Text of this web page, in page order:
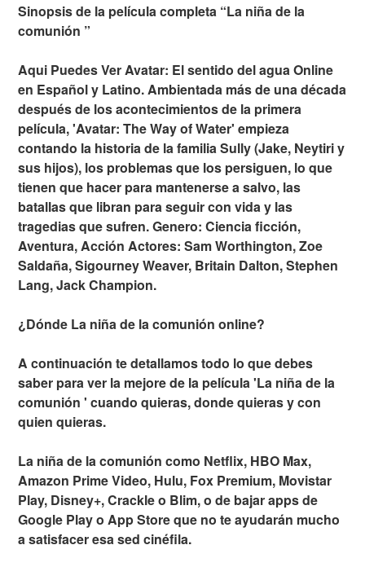
Sinopsis de la película completa “La niña de la
comunión ”
Aqui Puedes Ver Avatar: El sentido del agua Online
en Español y Latino. Ambientada más de una década
después de los acontecimientos de la primera
película, 'Avatar: The Way of Water' empieza
contando la historia de la familia Sully (Jake, Neytiri y
sus hijos), los problemas que los persiguen, lo que
tienen que hacer para mantenerse a salvo, las
batallas que libran para seguir con vida y las
tragedias que sufren. Genero: Ciencia ficción,
Aventura, Acción Actores: Sam Worthington, Zoe
Saldaña, Sigourney Weaver, Britain Dalton, Stephen
Lang, Jack Champion.
¿Dónde La niña de la comunión online?
A continuación te detallamos todo lo que debes
saber para ver la mejore de la película 'La niña de la
comunión ' cuando quieras, donde quieras y con
quien quieras.
La niña de la comunión como Netflix, HBO Max,
Amazon Prime Video, Hulu, Fox Premium, Movistar
Play, Disney+, Crackle o Blim, o de bajar apps de
Google Play o App Store que no te ayudarán mucho
a satisfacer esa sed cinéfila.